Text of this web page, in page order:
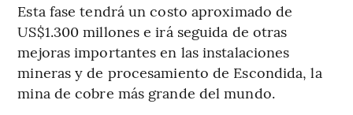
Esta fase tendrá un costo aproximado de
US$1.300 millones e irá seguida de otras
mejoras importantes en las instalaciones
mineras y de procesamiento de Escondida, la
mina de cobre más grande del mundo.